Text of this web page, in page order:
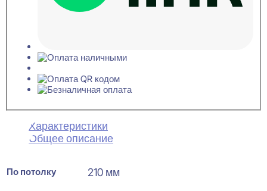
Характеристики
Общее описание
По потолку 210 мм